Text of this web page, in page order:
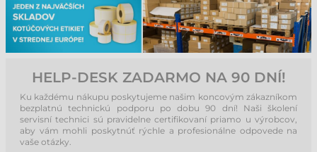
HELP-DESK ZADARMO NA 90 DNÍ!
Ku každému nákupu poskytujeme našim koncovým zákazníkom
bezplatnú technickú podporu po dobu 90 dní! Naši školení
servisní technici sú pravidelne certifikovaní priamo u výrobcov,
aby vám mohli poskytnúť rýchle a profesionálne odpovede na
vaše otázky.